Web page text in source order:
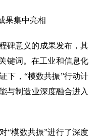
果集中亮相
碑意义的成果发布，其
键词。在工业和信息化
下，“模数共振”行动计
与制造业深度融合进入
“模数共振”进行了深度